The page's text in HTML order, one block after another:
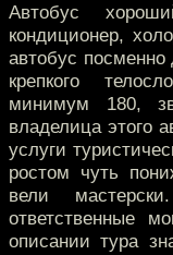
Автобус
кондиционер,
автобус
крепкого
минимум 180,
владелица этого
услуги
ростом чуть
вели
ответственные
описании тура